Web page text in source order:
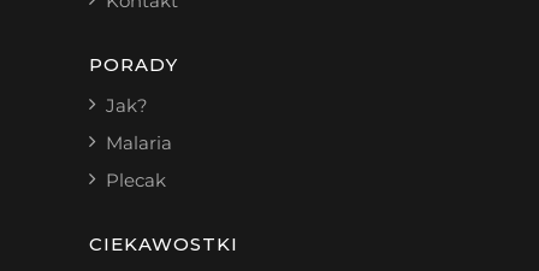
PORADY
Jak?
Malaria
Plecak
CIEKAWOSTKI